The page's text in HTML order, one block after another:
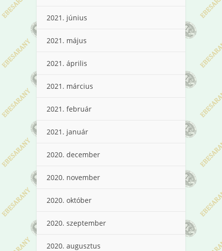
2021. június
2021. május
2021. április
2021. március
2021. február
2021. január
2020. december
2020. november
2020. október
2020. szeptember
2020. augusztus